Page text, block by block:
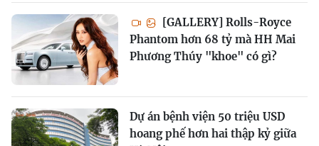
[GALLERY] Rolls-Royce
Phantom hơn 68 tỷ mà HH Mai
Phương Thúy "khoe" có gì?
Dự án bệnh viện 50 triệu USD
hoang phế hơn hai thập kỷ giữa